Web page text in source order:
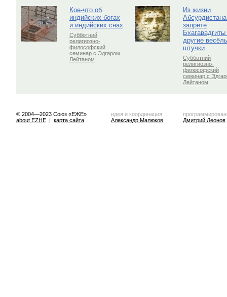
Кое-что об
индийских богах
и индийских снах
Субботний
религиозно-
философский
семинар с Эдгаром
Лейтаном
Из жизни
запрете
Бхагавадгиты
другие
штучки
Субботний
религиозно-
философский
семинар с
Лейтаном
© 2004—2023 Союз «ЕЖЕ»
about EZHE | карта сайта
идея и координация
Александр Малюков
Дмитрий Леонов